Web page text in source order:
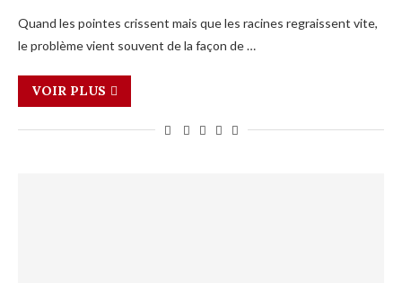
Quand les pointes crissent mais que les racines regraissent vite,
le problème vient souvent de la façon de …
VOIR PLUS